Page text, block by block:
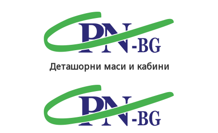
Деташорни маси и кабини